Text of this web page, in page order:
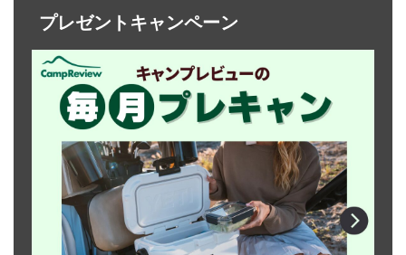
プレゼントキャンペーン